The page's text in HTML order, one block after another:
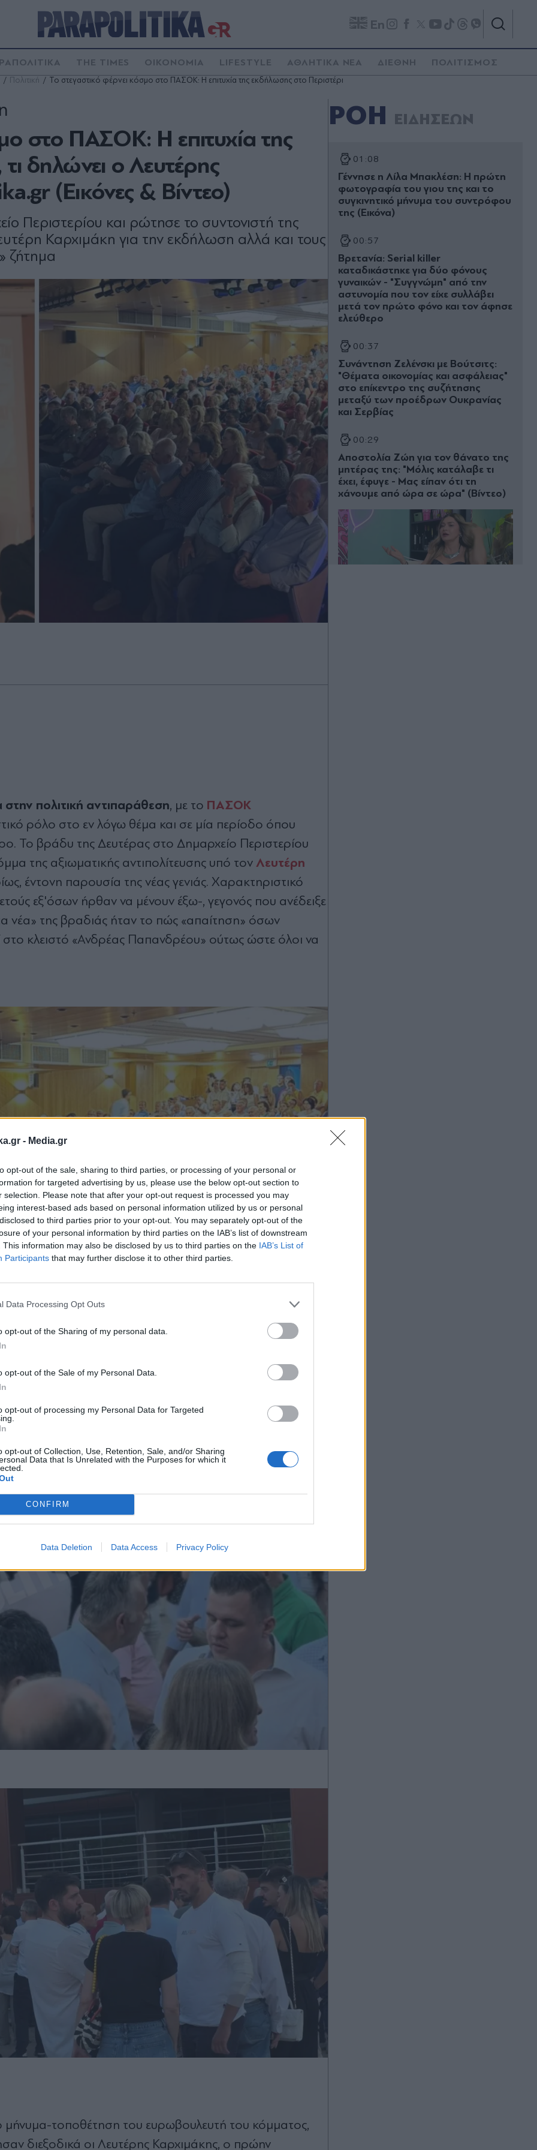
- Media.gr
opt-out of the sale, sharing to third parties, or processing of your personal or
for targeted advertising by us, please use the below opt-out section to
selection. Please note that after your opt-out request is processed you may
interest-based ads based on personal information utilized by us or personal
to third parties prior to your opt-out. You may separately opt-out of the
of your personal information by third parties on the IAB’s list of downstream
This information may also be disclosed by us to third parties on the IAB’s List of
Participants that may further disclose it to other third parties.
Data Processing Opt Outs
opt-out of the Sharing of my personal data.
opt-out of the Sale of my Personal Data.
opt-out of processing my Personal Data for Targeted
opt-out of Collection, Use, Retention, Sale, and/or Sharing
Data that Is Unrelated with the Purposes for which it
CONFIRM
Data Deletion Data Access Privacy Policy
En
THE TIMES ΟΙΚΟΝΟΜΙΑ LIFESTYLE ΑΘΛΗΤΙΚΑ ΝΕΑ ΔΙΕΘΝΗ ΠΟΛΙΤΙΣΜΟΣ
Πολιτική Το στεγαστικό φέρνει κόσμο στο ΠΑΣΟΚ: Η επιτυχία της εκδήλωσης στο Περιστέρι
στο ΠΑΣΟΚ: Η επιτυχία της
δηλώνει ο Λευτέρης
(Eικόνες & Βίντεο)
Περιστερίου και ρώτησε το συντονιστή της
Καρχιμάκη για την εκδήλωση αλλά και τους
ζήτημα
πολιτική αντιπαράθεση, με το ΠΑΣΟΚ
ρόλο στο εν λόγω θέμα και σε μία περίοδο όπου
Το βράδυ της Δευτέρας στο Δημαρχείο Περιστερίου
της αξιωματικής αντιπολίτευσης υπό τον Λευτέρη
έντονη παρουσία της νέας γενιάς. Χαρακτηριστικό
εξ'όσων ήρθαν να μένουν έξω-, γεγονός που ανέδειξε
νέα» της βραδιάς ήταν το πώς «απαίτηση» όσων
κλειστό «Ανδρέας Παπανδρέου» ούτως ώστε όλοι να
τοποθέτηση του ευρωβουλευτή του κόμματος,
διεξοδικά οι Λευτέρης Καρχιμάκης, ο πρώην
ΡΟΗ ΕΙΔΗΣΕΩΝ
01:08
Γέννησε η Λίλα Μπακλέση: Η πρώτη
φωτογραφία του γιου της και το
συγκινητικό μήνυμα του συντρόφου
της (Εικόνα)
00:57
Βρετανία: Serial killer
καταδικάστηκε για δύο φόνους
γυναικών - "Συγγνώμη" από την
αστυνομία που τον είχε συλλάβει
μετά τον πρώτο φόνο και τον άφησε
ελεύθερο
00:37
Συνάντηση Ζελένσκι με Βούτσιτς:
"Θέματα οικονομίας και ασφάλειας"
στο επίκεντρο της συζήτησης
μεταξύ των προέδρων Ουκρανίας
και Σερβίας
00:29
Αποστολία Ζώη για τον θάνατο της
μητέρας της: "Μόλις κατάλαβε τι
έχει, έφυγε - Μας είπαν ότι τη
χάνουμε από ώρα σε ώρα" (Βίντεο)
newsletter
Αποδέχομαι τουςόρους χρήσης